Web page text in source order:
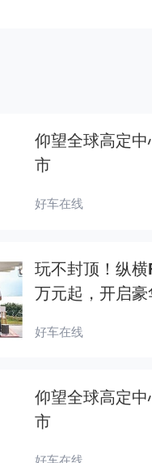
仰望全球高定
市
好车在线
玩不封顶！纵
万元起，开启
好车在线
仰望全球高定
市
好车在线